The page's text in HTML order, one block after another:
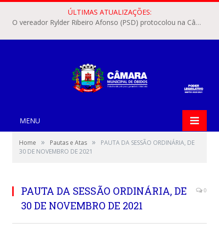
ÚLTIMAS ATUALIZAÇÕES:
O vereador Rylder Ribeiro Afonso (PSD) protocolou na Câmara Municipal de Óbidos o Requerimento nº 346/2026.
MENU
Home » Pautas e Atas »
PAUTA DA SESSÃO ORDINÁRIA, DE
30 DE NOVEMBRO DE 2021
PAUTA DA SESSÃO ORDINÁRIA, DE
30 DE NOVEMBRO DE 2021
0